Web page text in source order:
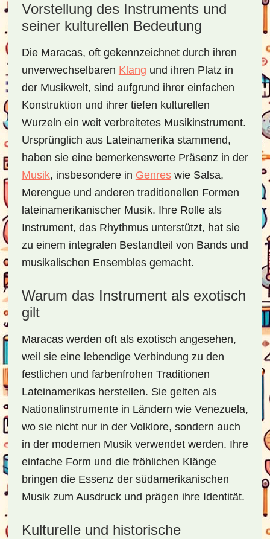
Vorstellung des Instruments und
seiner kulturellen Bedeutung
Die Maracas, oft gekennzeichnet durch ihren
unverwechselbaren Klang und ihren Platz in
der Musikwelt, sind aufgrund ihrer einfachen
Konstruktion und ihrer tiefen kulturellen
Wurzeln ein weit verbreitetes Musikinstrument.
Ursprünglich aus Lateinamerika stammend,
haben sie eine bemerkenswerte Präsenz in der
Musik, insbesondere in Genreswie Salsa,
Merengue und anderen traditionellen Formen
lateinamerikanischer Musik. Ihre Rolle als
Instrument, das Rhythmus unterstützt, hat sie
zu einem integralen Bestandteil von Bands und
musikalischen Ensembles gemacht.
Warum das Instrument als exotisch
gilt
Maracas werden oft als exotisch angesehen,
weil sie eine lebendige Verbindung zu den
festlichen und farbenfrohen Traditionen
Lateinamerikas herstellen. Sie gelten als
Nationalinstrumente in Ländern wie Venezuela,
wo sie nicht nur in der Volklore, sondern auch
in der modernen Musik verwendet werden. Ihre
einfache Form und die fröhlichen Klänge
bringen die Essenz der südamerikanischen
Musik zum Ausdruck und prägen ihre Identität.
Kulturelle und historische